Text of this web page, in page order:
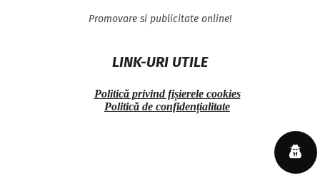
Promovare si publicitate online!
LINK-URI UTILE
Politică privind fișierele cookies
Politică de confidențialitate